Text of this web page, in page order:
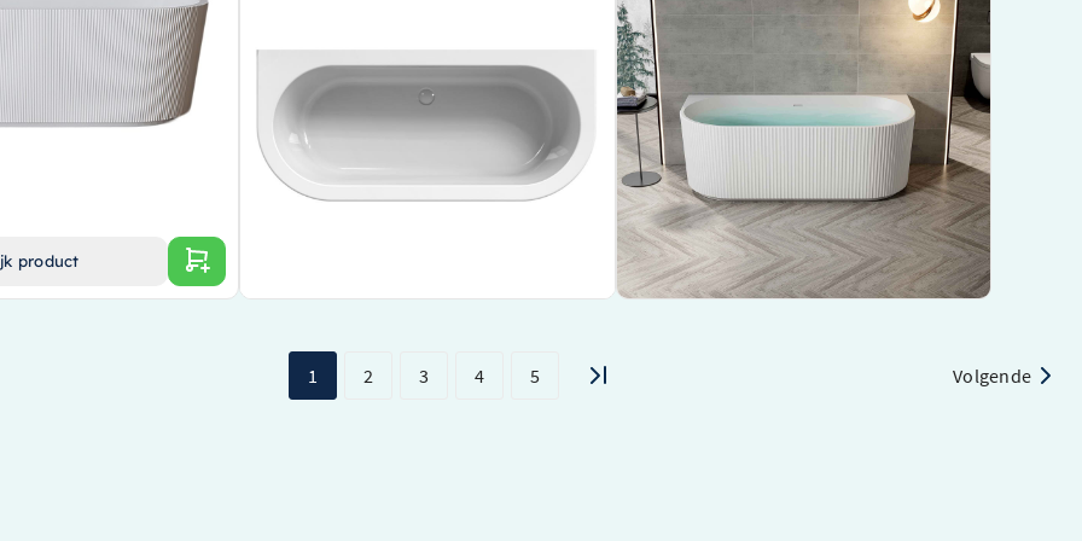
ligbad van een premium merk
acryl in een stijlvolle matte
matte witte waste voor
product
Stijlvolle glans witte afwerking
Geïntegreerde sleuf overloop en badafvoer
inbegrepen
€ 2.074,00
afsluitbare sifon – FBM6119
Stijlvol en ruim half vrijstaand bad
Gemaakt van duurzaam en makkelijk te reinigen
acryl
Uniek verticaal ribbelontwerp in mat wit
€ 1.428,50
€ 1.321,36
Bekijk product
1 2 3 4 5 Volgende